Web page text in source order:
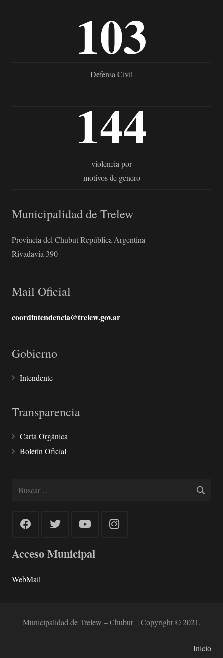
103
Defensa Civil
144
violencia por
motivos de genero
Municipalidad de Trelew
Provincia del Chubut República Argentina
Rivadavia 390
Mail Oficial
coordintendencia@trelew.gov.ar
Gobierno
Intendente
Transparencia
Carta Orgánica
Boletín Oficial
Buscar:
Acceso Municipal
WebMail
Municipalidad de Trelew – Chubut | Copyright © 2021.
Inicio